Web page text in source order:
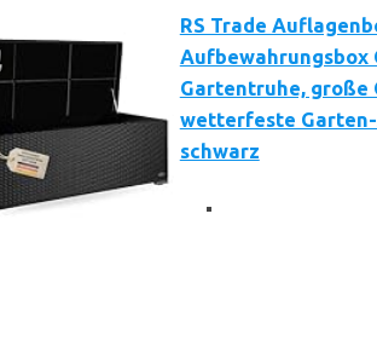
RS Trade
Aufbewahrungsbox
Gartentruhe, große
wetterfeste
schwarz